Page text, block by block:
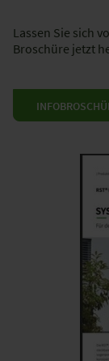
Lassen Sie sich
Broschüre jetzt